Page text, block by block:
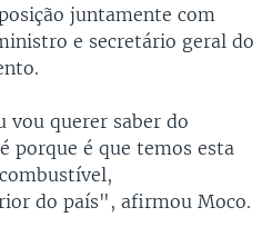
juntamente com
e secretário geral do
vou querer saber do
porque é que temos esta
do país", afirmou Moco.